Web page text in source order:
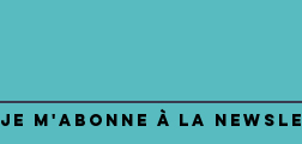
Je m'abonne à la